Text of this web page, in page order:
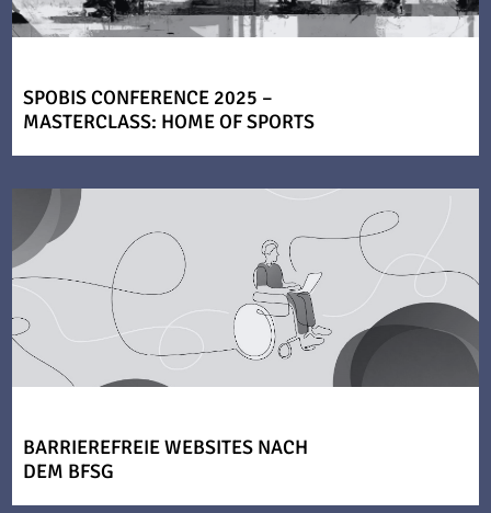
SPOBIS CONFERENCE 2025 –
MASTERCLASS: HOME OF SPORTS
BARRIEREFREIE WEBSITES NACH
DEM BFSG